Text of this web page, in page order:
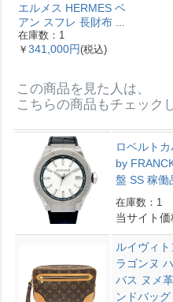
エルメス HERMES ベ
アン スフレ 長財布 ヴ
ォーエプソン Y刻印 エ
トゥープ ゴールド金具
在庫数：1
￥ 341,000円(税込)
この商品を見た人は、
こちらの商品もチェック
ロベルト
by
盤 SS 稼働
在庫数：1
当サイト価
ルイヴィ
ラゴンヌ
バス ヌメ
ンドバッグ